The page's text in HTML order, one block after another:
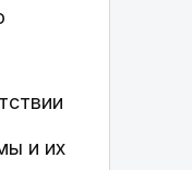
и их